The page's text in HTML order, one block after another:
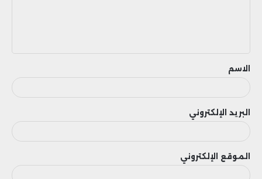
ق
الاسم
البريد الإلكتروني
الموقع الإلكتروني